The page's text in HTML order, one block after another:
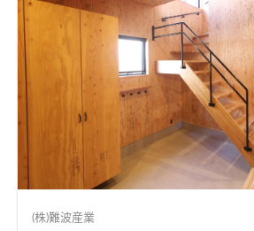
(株)難波産業